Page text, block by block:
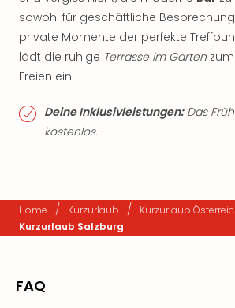
sowohl für geschäftliche
private Momente der perfekte
lädt die ruhige Terrasse im Garten
Freien ein.
Deine Inklusivleistungen:Das
kostenlos.
Home / Kurzurlaub / Kurzurlaub
Kurzurlaub Salzburg
FAQ